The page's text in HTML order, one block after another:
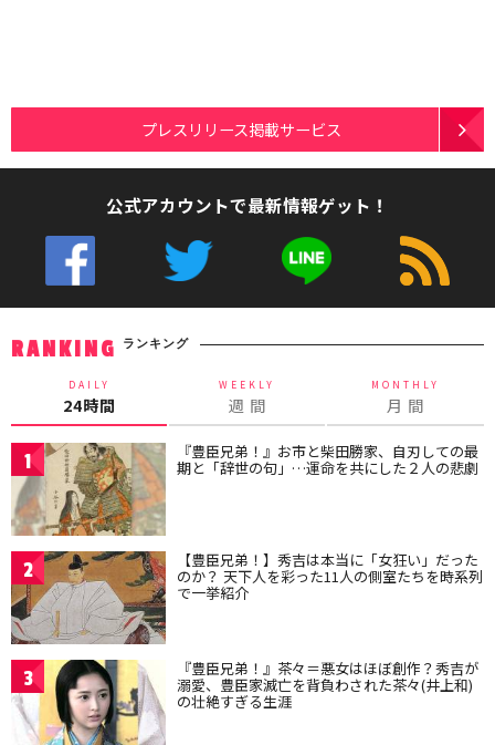
プレスリリース掲載サービス
公式アカウントで最新情報ゲット！
RANKING ランキング
DAILY
24時間
WEEKLY
週 間
MONTHLY
月 間
1 『豊臣兄弟！』お市と柴田勝家、自刃しての最
期と「辞世の句」…運命を共にした２人の悲劇
2 【豊臣兄弟！】秀吉は本当に「女狂い」だった
のか？ 天下人を彩った11人の側室たちを時系列
で一挙紹介
3 『豊臣兄弟！』茶々＝悪女はほぼ創作？秀吉が
溺愛、豊臣家滅亡を背負わされた茶々(井上和)
の壮絶すぎる生涯